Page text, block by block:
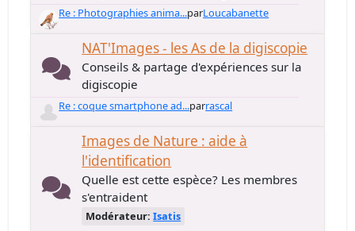
Re : Photographies anima...parLoucabanette
NAT'Images - les As de la digiscopie
Conseils & partage d'expériences sur la
digiscopie
Re : coque smartphone ad...parrascal
Images de Nature : aide à
l'identification
Quelle est cette espèce? Les membres
s'entraident
Modérateur:Isatis